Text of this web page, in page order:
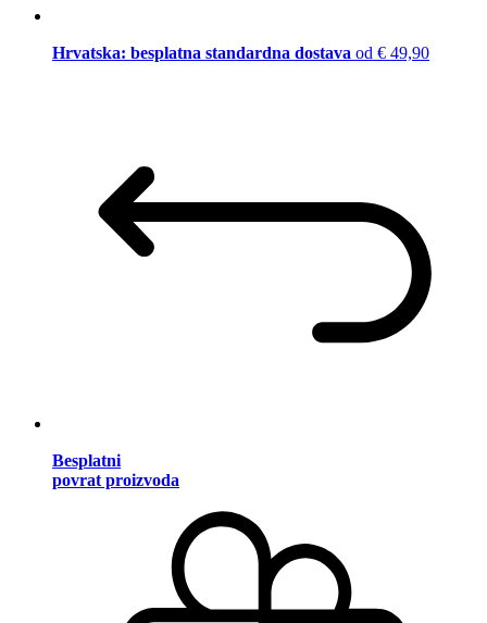
Hrvatska: besplatna standardna dostava od € 49,90
Besplatni
povrat proizvoda